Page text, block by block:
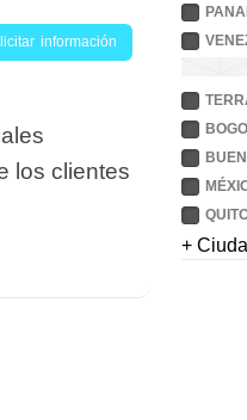
información
los clientes
+